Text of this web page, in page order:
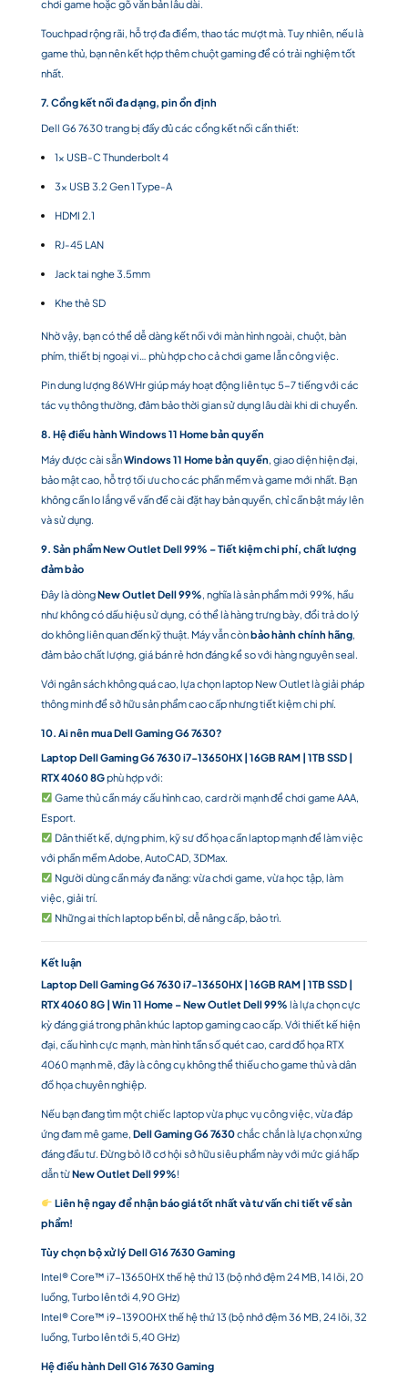
chơi game hoặc gõ văn bản lâu dài.
Touchpad rộng rãi, hỗ trợ đa điểm, thao tác mượt mà. Tuy nhiên, nếu là
game thủ, bạn nên kết hợp thêm chuột gaming để có trải nghiệm tốt
nhất.
7. Cổng kết nối đa dạng, pin ổn định
Dell G6 7630 trang bị đầy đủ các cổng kết nối cần thiết:
1x USB-C Thunderbolt 4
3x USB 3.2 Gen 1 Type-A
HDMI 2.1
RJ-45 LAN
Jack tai nghe 3.5mm
Khe thẻ SD
Nhờ vậy, bạn có thể dễ dàng kết nối với màn hình ngoài, chuột, bàn
phím, thiết bị ngoại vi… phù hợp cho cả chơi game lẫn công việc.
Pin dung lượng 86WHr giúp máy hoạt động liên tục 5-7 tiếng với các
tác vụ thông thường, đảm bảo thời gian sử dụng lâu dài khi di chuyển.
8. Hệ điều hành Windows 11 Home bản quyền
Máy được cài sẵnWindows 11 Home bản quyền, giao diện hiện đại,
bảo mật cao, hỗ trợ tối ưu cho các phần mềm và game mới nhất. Bạn
không cần lo lắng về vấn đề cài đặt hay bản quyền, chỉ cần bật máy lên
và sử dụng.
9. Sản phẩm New Outlet Dell 99% – Tiết kiệm chi phí, chất lượng
đảm bảo
Đây là dòngNew Outlet Dell 99% , nghĩa là sản phẩm mới 99%, hầu
như không có dấu hiệu sử dụng, có thể là hàng trưng bày, đổi trả do lý
do không liên quan đến kỹ thuật. Máy vẫn cònbảo hành chính hãng
đảm bảo chất lượng, giá bán rẻ hơn đáng kể so với hàng nguyên seal.
Với ngân sách không quá cao, lựa chọn laptop New Outlet là giải pháp
thông minh để sở hữu sản phẩm cao cấp nhưng tiết kiệm chi phí.
10. Ai nên mua Dell Gaming G6 7630?
Laptop Dell Gaming G6 7630 i7-13650HX | 16GB RAM | 1TB SSD |
RTX 4060 8Gphù hợp với:
Game thủ cần máy cấu hình cao, card rời mạnh để chơi game AAA,
Esport.
Dân thiết kế, dựng phim, kỹ sư đồ họa cần laptop mạnh để làm việc
với phần mềm Adobe, AutoCAD, 3DMax.
Người dùng cần máy đa năng: vừa chơi game, vừa học tập, làm
việc, giải trí.
Những ai thích laptop bền bỉ, dễ nâng cấp, bảo trì.
Kết luận
Laptop Dell Gaming G6 7630 i7-13650HX | 16GB RAM | 1TB SSD |
RTX 4060 8G | Win 11 Home – New Outlet Dell 99% là lựa chọn cực
kỳ đáng giá trong phân khúc laptop gaming cao cấp. Với thiết kế hiện
đại, cấu hình cực mạnh, màn hình tần số quét cao, card đồ họa RTX
4060 mạnh mẽ, đây là công cụ không thể thiếu cho game thủ và dân
đồ họa chuyên nghiệp.
Nếu bạn đang tìm một chiếc laptop vừa phục vụ công việc, vừa đáp
ứng đam mê game, Dell Gaming G6 7630chắc chắn là lựa chọn xứng
đáng đầu tư. Đừng bỏ lỡ cơ hội sở hữu siêu phẩm này với mức giá hấp
dẫn từNew Outlet Dell 99%!
Liên hệ ngay để nhận báo giá tốt nhất và tư vấn chi tiết về sản
phẩm!
Tùy chọn bộ xử lýDell G16 7630 Gaming
Intel® Core™ i7-13650HX thế hệ thứ 13 (bộ nhớ đệm 24 MB, 14 lõi, 20
luồng, Turbo lên tới 4,90 GHz)
Intel® Core™ i9-13900HX thế hệ thứ 13 (bộ nhớ đệm 36 MB, 24 lõi, 32
luồng, Turbo lên tới 5,40 GHz)
Hệ điều hành Dell G16 7630 Gaming